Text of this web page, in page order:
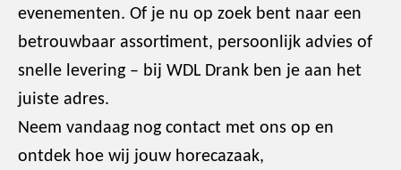
evenementen. Of je nu op zoek bent naar een
betrouwbaar assortiment, persoonlijk advies of
snelle levering – bij WDL Drank ben je aan het
juiste adres.
Neem vandaag nog contact met ons op en
ontdek hoe wij jouw horecazaak,